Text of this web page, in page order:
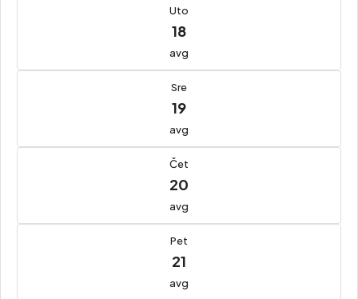
Uto
18
avg
Sre
19
avg
Čet
20
avg
Pet
21
avg